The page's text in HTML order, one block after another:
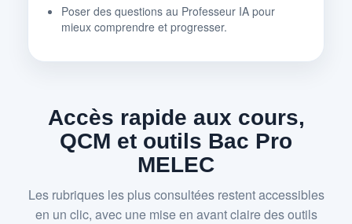
Poser des questions au Professeur IA pour
mieux comprendre et progresser.
Accès rapide aux cours,
QCM et outils Bac Pro
MELEC
Les rubriques les plus consultées restent accessibles
en un clic, avec une mise en avant claire des outils